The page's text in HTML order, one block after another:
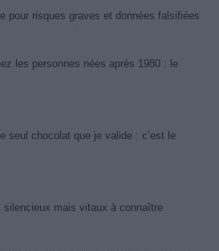
pour risques graves et données falsifiées
les personnes nées après 1980 : le
seul chocolat que je valide : c’est le
silencieux mais vitaux à connaître